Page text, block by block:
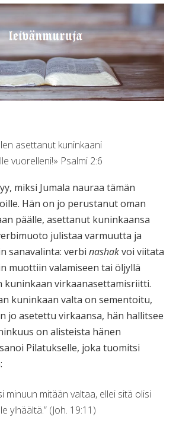
asettanut kuninkaani
vuorelleni!» Psalmi 2:6
miksi Jumala nauraa tämän
Hän on jo perustanut oman
päälle, asettanut kuninkaansa
julistaa varmuutta ja
sanavalinta: verbi nashakvoi viitata
muottiin valamiseen tai öljyllä
kuninkaan virkaanasettamisriitti.
kuninkaan valta on sementoitu,
jo asetettu virkaansa, hän hallitsee
on alisteista hänen
Pilatukselle, joka tuomitsi
minuun mitään valtaa, ellei sitä olisi
ylhäältä.” (Joh. 19:11)